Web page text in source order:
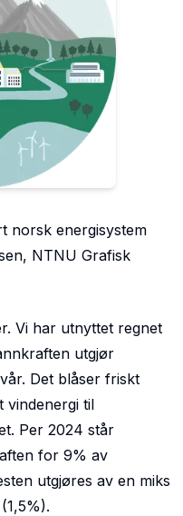
norsk energisystem
NTNU Grafisk
Vi har utnyttet regnet
utgjør
Det blåser friskt
vindenergi til
Per 2024 står
for 9% av
utgjøres av en miks